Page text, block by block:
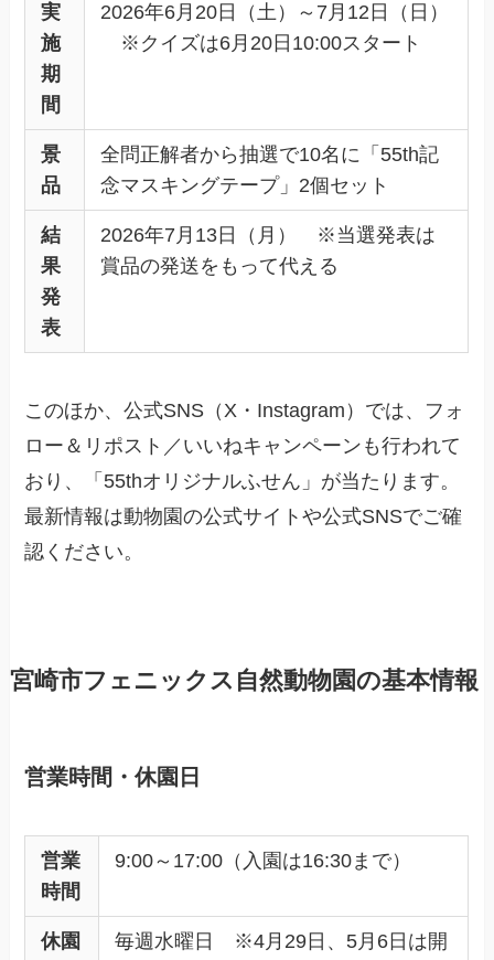
実
施
期
間
2026年6月20日（土）～7月12日（日）
※クイズは6月20日10:00スタート
景
品
全問正解者から抽選で10名に「55th記
念マスキングテープ」2個セット
結
果
発
表
2026年7月13日（月） ※当選発表は
賞品の発送をもって代える
このほか、公式SNS（X・Instagram）では、フォ
ロー＆リポスト／いいねキャンペーンも行われて
おり、「55thオリジナルふせん」が当たります。
最新情報は動物園の公式サイトや公式SNSでご確
認ください。
宮崎市フェニックス自然動物園の基本情報
営業時間・休園日
営業
時間
9:00～17:00（入園は16:30まで）
休園 毎週水曜日 ※4月29日、5月6日は開